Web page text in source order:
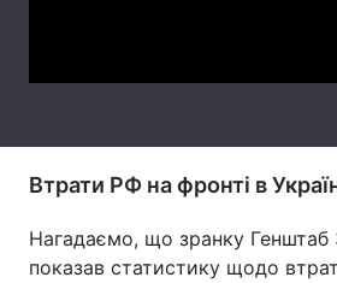
Втрати РФ на фронті в
Нагадаємо, що зранку Генштаб
показав статистику щодо